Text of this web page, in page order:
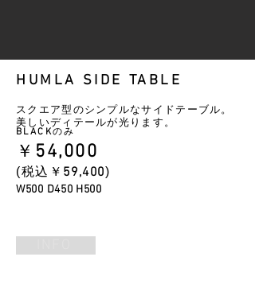
HUMLA SIDE TABLE
スクエア型のシンプルなサイドテーブル。
美しいディテールが光ります。
BLACKのみ
￥ 54,000
​(税込￥ 59,400)
W500 D450 H500